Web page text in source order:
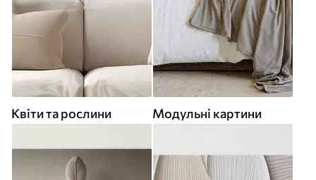
Квіти та рослини Модульні картини